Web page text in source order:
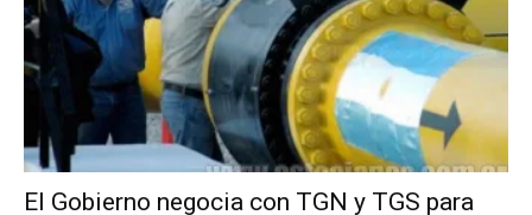
El Gobierno negocia con TGN y TGS para